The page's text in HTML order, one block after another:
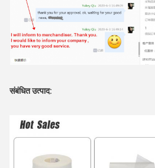
संबंधित उत्पाद: